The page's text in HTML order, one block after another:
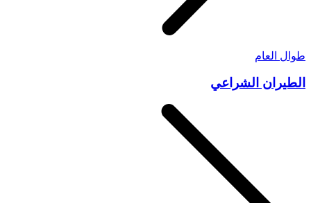
طوال العام
الطيران الشراعي